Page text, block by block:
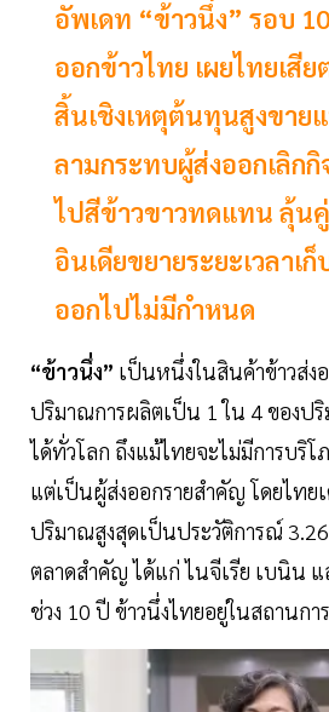
อัพเดท “ข้าวนึ่ง” รอบ
ออกข้าวไทย เผยไทยเสี
สิ้นเชิงเหตุต้นทุนสูงขาย
ลามกระทบผู้ส่งออกเลิกกิ
ไปสีข้าวขาวทดแทน ลุ้น
อินเดียขยายระยะเวลาเ
ออกไปไม่มีกำหนด
“ข้าวนึ่ง” เป็นหนึ่งในสินค้าข้าวส่ง
ปริมาณการผลิตเป็น 1 ใน 4 ของป
ได้ทั่วโลก ถึงแม้ไทยจะไม่มีการบริโ
แต่เป็นผู้ส่งออกรายสำคัญ โดยไทย
ปริมาณสูงสุดเป็นประวัติการณ์
ตลาดสำคัญ ได้แก่ ไนจีเรีย เบนิน
ช่วง 10 ปี ข้าวนึ่งไทยอยู่ในสถานก